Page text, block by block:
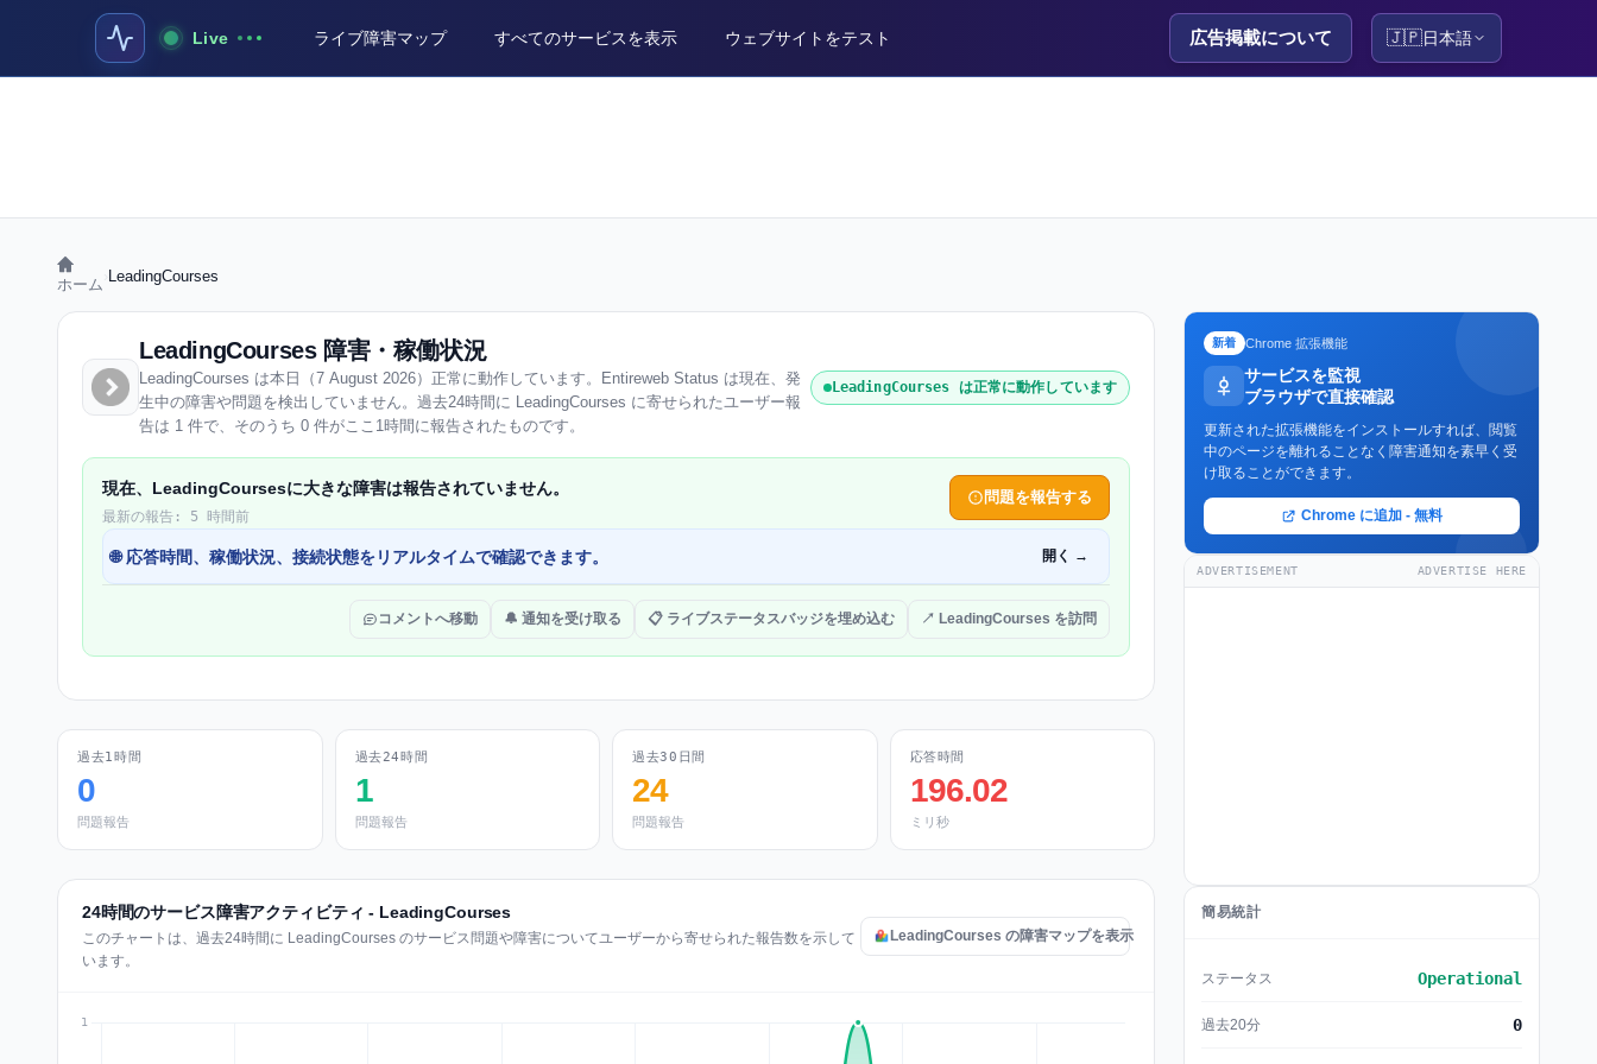
Live ライブ障害マップ すべてのサービスを表示 ウェブサイトをテスト 広告掲載について 🇯🇵日本語
ホーム LeadingCourses
LeadingCourses 障害・稼働状況
LeadingCourses は本日（7 August 2026）正常に動作しています。Entireweb Status は現在、発
生中の障害や問題を検出していません。過去24時間に LeadingCourses に寄せられたユーザー報
告は 1 件で、そのうち 0 件がここ1時間に報告されたものです。
LeadingCourses は正常に動作しています
現在、LeadingCoursesに大きな障害は報告されていません。
最新の報告: 5 時間前
問題を報告する
🌐 応答時間、稼働状況、接続状態をリアルタイムで確認できます。 開く →
コメントへ移動 🔔 通知を受け取る 📋 ライブステータスバッジを埋め込む ↗ LeadingCourses を訪問
過去1時間
0
問題報告
過去24時間
1
問題報告
過去30日間
24
問題報告
応答時間
196.02
ミリ秒
24時間のサービス障害アクティビティ - LeadingCourses
このチャートは、過去24時間に LeadingCourses のサービス問題や障害についてユーザーから寄せられた報告数を示して
います。
LeadingCourses の障害マップを表示
新着 Chrome 拡張機能
サービスを監視
ブラウザで直接確認
更新された拡張機能をインストールすれば、閲覧
中のページを離れることなく障害通知を素早く受
け取ることができます。
Chrome に追加 - 無料
ADVERTISEMENT ADVERTISE HERE
簡易統計
ステータス Operational
過去20分 0